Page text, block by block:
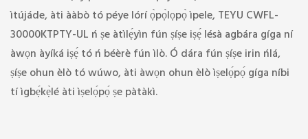
ìtújáde, àti ààbò tó péye lórí ọ̀pọ̀lọpọ̀ ìpele, TEYU CWFL-
30000KTPTY-UL ń ṣe àtìlẹ́yìn fún ṣíṣe iṣẹ́ lésà agbára gíga ní
àwọn àyíká iṣẹ́ tó ń béèrè fún ìlò. Ó dára fún ṣíṣe irin ńlá,
ṣíṣe ohun èlò tó wúwo, àti àwọn ohun èlò ìṣelọ́pọ́ gíga níbi
tí ìgbẹ́kẹ̀lé àti ìṣelọ́pọ́ ṣe pàtàkì.